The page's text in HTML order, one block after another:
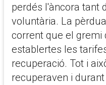
perdés l'àncora tant
voluntària. La
corrent que el gremi
establertes les
recuperació. Tot i
recuperaven i